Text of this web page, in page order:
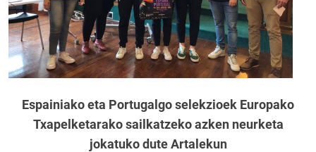
Espainiako eta Portugalgo selekzioek Europako
Txapelketarako sailkatzeko azken neurketa
jokatuko dute Artalekun